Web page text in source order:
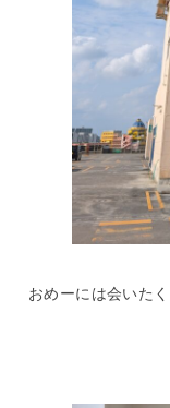
おめーには会いた